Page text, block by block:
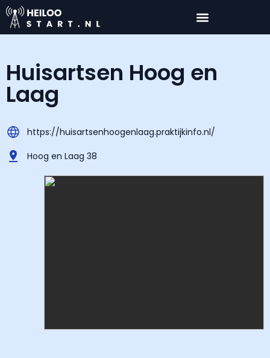
Huisartsen Hoog en
Laag
https://huisartsenhoogenlaag.praktijkinfo.nl/
Hoog en Laag 38